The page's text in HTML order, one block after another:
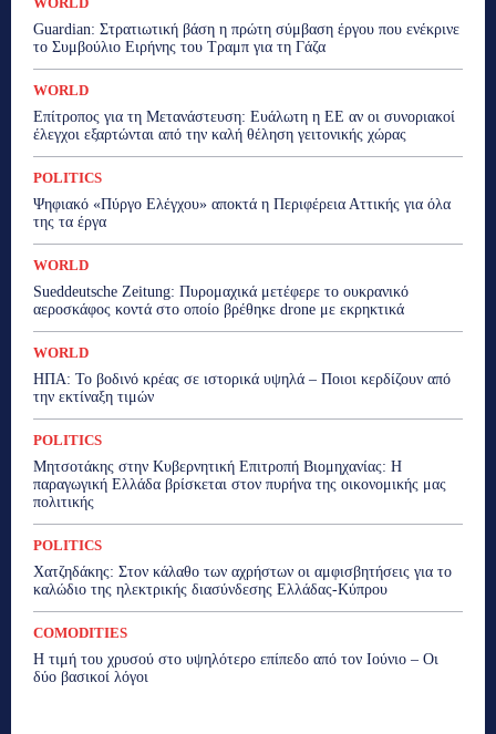
Guardian: Στρατιωτική βάση η πρώτη σύμβαση έργου που ενέκρινε
το Συμβούλιο Ειρήνης του Τραμπ για τη Γάζα
WORLD
Επίτροπος για τη Μετανάστευση: Ευάλωτη η ΕΕ αν οι συνοριακοί
έλεγχοι εξαρτώνται από την καλή θέληση γειτονικής χώρας
POLITICS
Ψηφιακό «Πύργο Ελέγχου» αποκτά η Περιφέρεια Αττικής για όλα
της τα έργα
WORLD
Sueddeutsche Zeitung: Πυρομαχικά μετέφερε το ουκρανικό
αεροσκάφος κοντά στο οποίο βρέθηκε drone με εκρηκτικά
WORLD
ΗΠΑ: Το βοδινό κρέας σε ιστορικά υψηλά – Ποιοι κερδίζουν από
την εκτίναξη τιμών
POLITICS
Μητσοτάκης στην Κυβερνητική Επιτροπή Βιομηχανίας: Η
παραγωγική Ελλάδα βρίσκεται στον πυρήνα της οικονομικής μας
πολιτικής
POLITICS
Χατζηδάκης: Στον κάλαθο των αχρήστων οι αμφισβητήσεις για το
καλώδιο της ηλεκτρικής διασύνδεσης Ελλάδας-Κύπρου
COMODITIES
Η τιμή του χρυσού στο υψηλότερο επίπεδο από τον Ιούνιο – Οι
δύο βασικοί λόγοι